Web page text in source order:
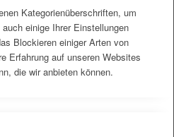
Kategorienüberschriften, um
einige Ihrer Einstellungen
Blockieren einiger Arten von
Erfahrung auf unseren Websites
die wir anbieten können.